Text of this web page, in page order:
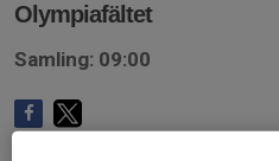
Olympiafältet
Samling: 09:00